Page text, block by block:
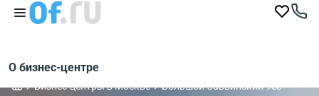
О бизнес-центре
Бизнес-центры в Москве Большой Саввинский 9с3